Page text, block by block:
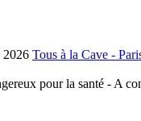
2026 Tous à la Cave -
pour la santé - A